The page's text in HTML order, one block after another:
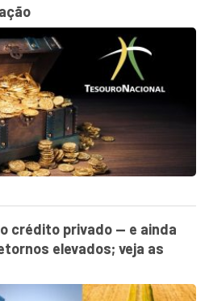
crédito privado — e ainda
elevados; veja as